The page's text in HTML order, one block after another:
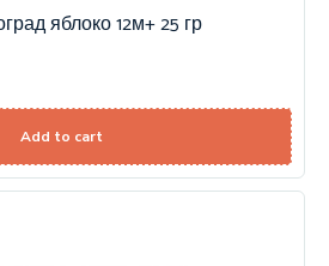
яблоко 12м+ 25 гр
Add to cart